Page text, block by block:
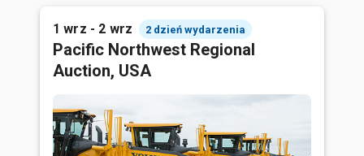
1 wrz - 2 wrz 2 dzień wydarzenia
Pacific Northwest Regional
Auction, USA